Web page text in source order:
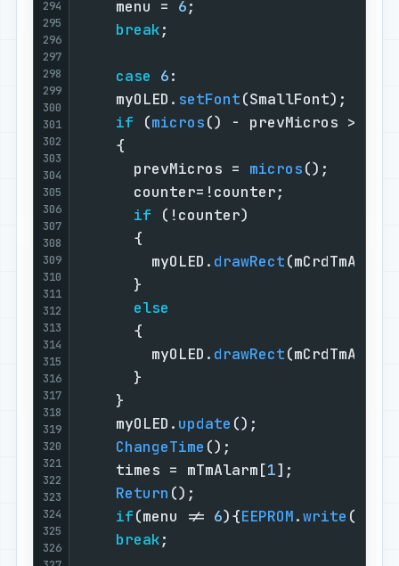
294
295
296
297
298
299
300
301
302
303
304
305
306
307
308
309
310
311
312
313
314
315
316
317
318
319
320
321
322
323
324
325
326
    menu =
6
break
case 6
    myOLED.
setFont
if (micros() - prevMicros >
      prevMicros =
micros
if
        myOLED.
drawRect
else
        myOLED.
drawRect
    myOLED.
update
ChangeTime
    times = mTmAlarm[
1
Return
if(menu != 6){EEPROM.write (
break